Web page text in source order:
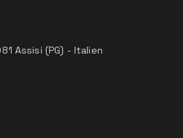
Assisi (PG) - Italien